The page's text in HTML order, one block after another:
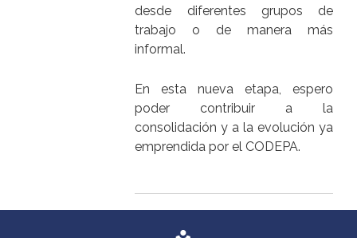
desde diferentes grupos de
trabajo o de manera más
informal.
En esta nueva etapa, espero
poder contribuir a la
consolidación y a la evolución ya
emprendida por el CODEPA.